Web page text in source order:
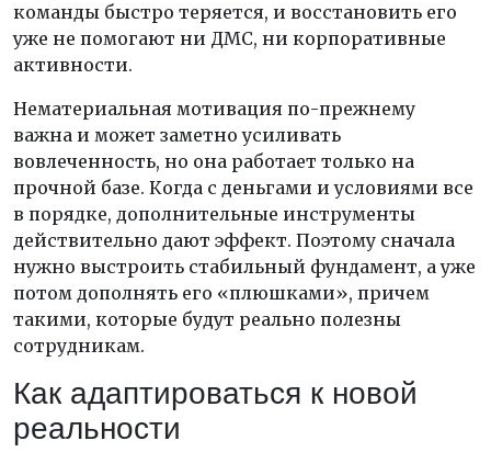
команды быстро теряется, и восстановить его
уже не помогают ни ДМС, ни корпоративные
активности.
Нематериальная мотивация по-прежнему
важна и может заметно усиливать
вовлеченность, но она работает только на
прочной базе. Когда с деньгами и условиями все
в порядке, дополнительные инструменты
действительно дают эффект. Поэтому сначала
нужно выстроить стабильный фундамент, а уже
потом дополнять его «плюшками», причем
такими, которые будут реально полезны
сотрудникам.
Как адаптироваться к новой
реальности